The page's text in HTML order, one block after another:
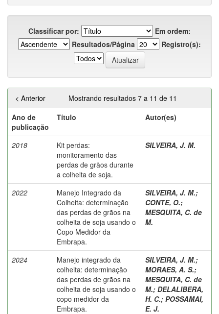
Classificar por:
Em ordem:
Resultados/Página
Registro(s):
Mostrando resultados 7 a 11 de 11
< Anterior
Ano de
publicação
Título Autor(es)
2018
Kit perdas:
monitoramento das
perdas de grãos durante
a colheita de soja.
SILVEIRA, J. M.
2022
Manejo Integrado da
Colheita: determinação
das perdas de grãos na
colheita de soja usando o
Copo Medidor da
Embrapa.
SILVEIRA, J. M.;
CONTE, O.;
MESQUITA, C. de
M.
2024
Manejo integrado da
colheita: determinação
das perdas de grãos na
colheita de soja usando o
copo medidor da
Embrapa.
SILVEIRA, J. M.;
MORAES, A. S.;
MESQUITA, C. de
M.; DELALIBERA,
H. C.; POSSAMAI,
E. J.